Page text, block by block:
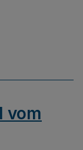
vom